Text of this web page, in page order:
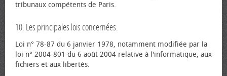
tribunaux compétents de Paris.
10. Les principales lois concernées.
Loi n° 78-87 du 6 janvier 1978, notamment modifiée par la
loi n° 2004-801 du 6 août 2004 relative à l'informatique, aux
fichiers et aux libertés.